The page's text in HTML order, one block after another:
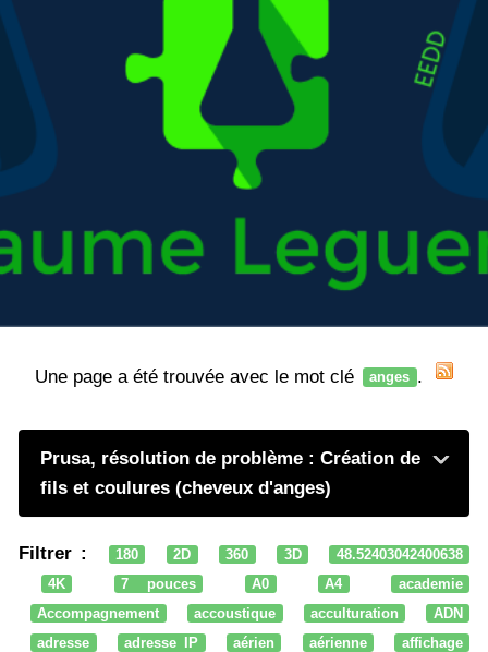
Une page a été trouvée avec le mot clé anges .
Prusa, résolution de problème : Création de
fils et coulures (cheveux d'anges)
Filtrer : 180 2D 360 3D
48.52403042400638
4K
7 pouces A0 A4
academie
Accompagnement
accoustique acculturation
ADN
adresse
adresse IP aérien aérienne
affichage